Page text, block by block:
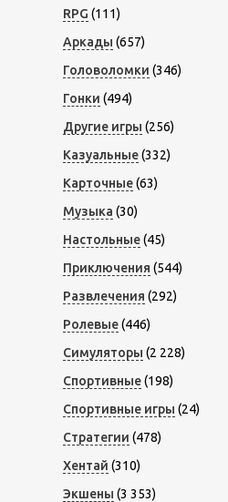
RPG (111)
Аркады (657)
Головоломки (346)
Гонки (494)
Другие игры (256)
Казуальные(332)
Карточные(63)
Музыка (30)
Настольные(45)
Приключения (544)
Развлечения (292)
Ролевые(446)
Симуляторы (2 228)
Спортивные(198)
Спортивные игры (24)
Стратегии (478)
Хентай (310)
Экшены (3 353)